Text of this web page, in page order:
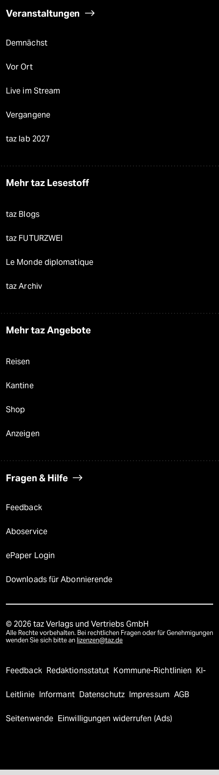
Veranstaltungen
Demnächst
Vor Ort
Live im Stream
Vergangene
taz lab 2027
Mehr taz Lesestoff
taz Blogs
taz FUTURZWEI
Le Monde diplomatique
taz Archiv
Mehr taz Angebote
Reisen
Kantine
Shop
Anzeigen
Fragen & Hilfe
Feedback
Aboservice
ePaper Login
Downloads für Abonnierende
© 2026 taz Verlags und Vertriebs GmbH
Alle Rechte vorbehalten. Bei rechtlichen Fragen oder für Genehmigungen
wenden Sie sich bitte an lizenzen@taz.de
Feedback Redaktionsstatut Kommune-Richtlinien KI-
Leitlinie Informant Datenschutz Impressum AGB
Seitenwende Einwilligungen widerrufen (Ads)